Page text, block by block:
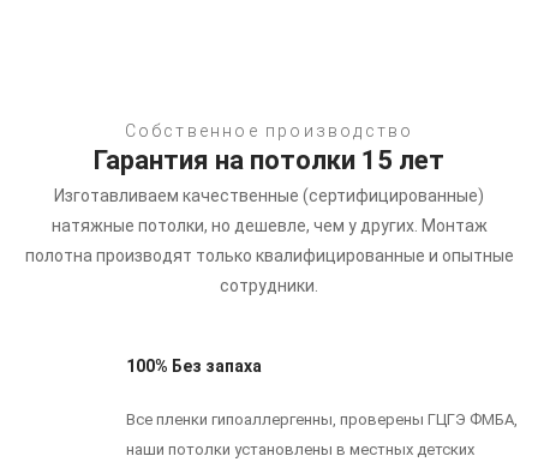
Собственное производство
Гарантия на потолки 15 лет
Изготавливаем качественные (сертифицированные)
натяжные потолки, но дешевле, чем у других. Монтаж
полотна производят только квалифицированные и опытные
сотрудники.
100% Без запаха
Все пленки гипоаллергенны, проверены ГЦГЭ ФМБА,
наши потолки установлены в местных детских